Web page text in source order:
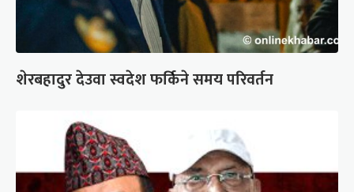
शेरबहादुर देउवा स्वदेश फर्किने समय परिवर्तन